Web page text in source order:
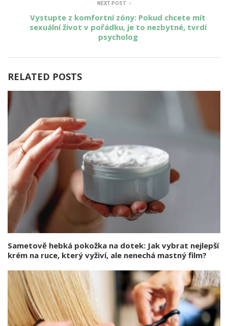
NEXT POST
Vystupte z komfortní zóny: Pokud chcete mít
sexuální život v pořádku, je to nezbytné, tvrdí
psycholog
RELATED POSTS
Sametově hebká pokožka na dotek: Jak vybrat nejlepší
krém na ruce, který vyživí, ale nenechá mastný film?